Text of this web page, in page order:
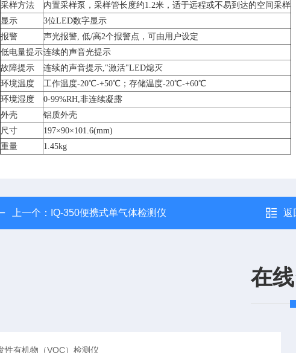
采样方法
内置采样泵，采样管长度约1.2米，适于远程或不易到达的空间采样
显示
3位LED数字显示
报警
声光报警, 低/高2个报警点，可由用户设定
低电量提示连续的声音光提示
故障提示
连续的声音提示,"激活"LED熄灭
环境温度
工作温度-20℃-+50℃；存储温度-20℃-+60℃
环境湿度
0-99%RH,非连续凝露
外壳
铝质外壳
尺寸
197×90×101.6(mm)
重量
1.45kg
上一个： IQ-350便携式单气体检测仪 返
在